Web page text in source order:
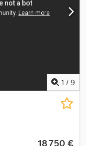
1 / 9
18 750 €